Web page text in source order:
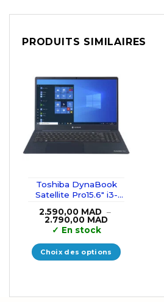
PRODUITS SIMILAIRES
Toshiba DynaBook
Satellite Pro15.6″ i3-
SSD
2.590,00 MAD –
2.790,00 MAD
2.590,00 MAD
à
2.790,00 MAD
✓ En stock
Choix des options